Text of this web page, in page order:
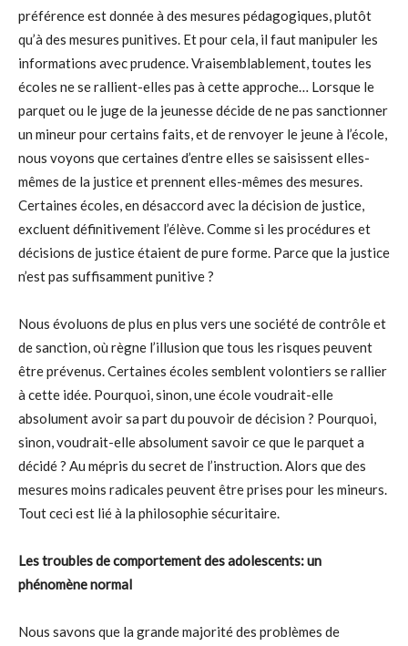
préférence est donnée à des mesures pédagogiques, plutôt
qu’à des mesures punitives. Et pour cela, il faut manipuler les
informations avec prudence. Vraisemblablement, toutes les
écoles ne se rallient-elles pas à cette approche… Lorsque le
parquet ou le juge de la jeunesse décide de ne pas sanctionner
un mineur pour certains faits, et de renvoyer le jeune à l’école,
nous voyons que certaines d’entre elles se saisissent elles-
mêmes de la justice et prennent elles-mêmes des mesures.
Certaines écoles, en désaccord avec la décision de justice,
excluent définitivement l’élève. Comme si les procédures et
décisions de justice étaient de pure forme. Parce que la justice
n’est pas suffisamment punitive ?
Nous évoluons de plus en plus vers une société de contrôle et
de sanction, où règne l’illusion que tous les risques peuvent
être prévenus. Certaines écoles semblent volontiers se rallier
à cette idée. Pourquoi, sinon, une école voudrait-elle
absolument avoir sa part du pouvoir de décision ? Pourquoi,
sinon, voudrait-elle absolument savoir ce que le parquet a
décidé ? Au mépris du secret de l’instruction. Alors que des
mesures moins radicales peuvent être prises pour les mineurs.
Tout ceci est lié à la philosophie sécuritaire.
Les troubles de comportement des adolescents: un
phénomène normal
Nous savons que la grande majorité des problèmes de